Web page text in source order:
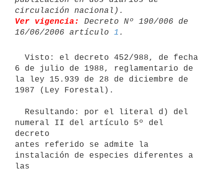
Ver vigencia:
Decreto Nº 190/006 de
16/06/2006 artículo 1
6 de julio de 1988, reglamentario de
la ley 15.939 de 28 de diciembre de
1987 (Ley Forestal).
numeral II del artículo 5º del
decreto
antes referido se admite la
instalación de especies diferentes a
las